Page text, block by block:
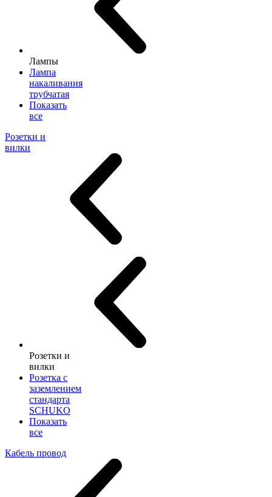
Лампы
Лампа
накаливания
трубчатая
Показать
все
Розетки и
вилки
Розетки и
вилки
Розетка с
заземлением
стандарта
SCHUKO
Показать
все
Кабель провод